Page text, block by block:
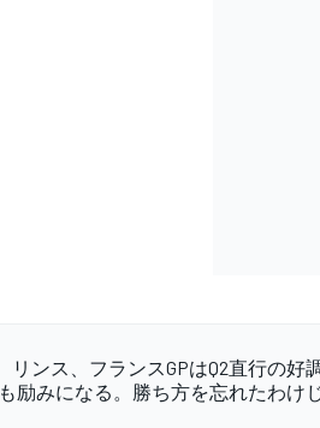
リンス、フランスGPはQ2直行の好
も励みになる。勝ち方を忘れたわけ